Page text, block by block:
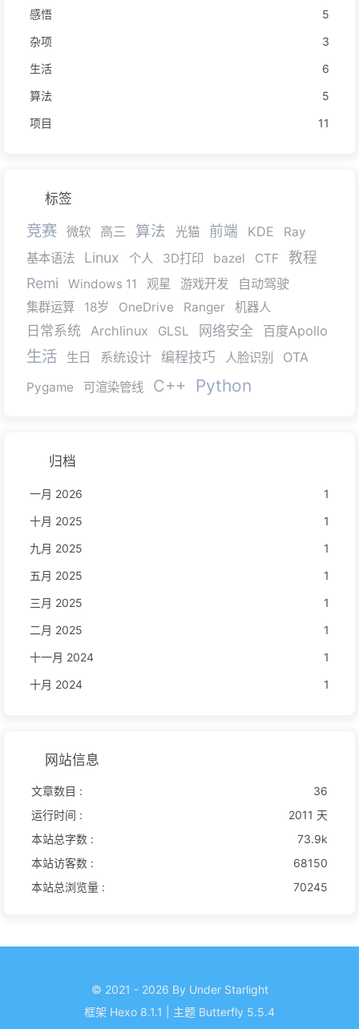
感悟
5
杂项
3
生活
6
算法
5
项目
11
标签
竞赛 微软 高三 算法 光猫 前端 KDE
Ray
基本语法
Linux 个人 3D打印 bazel CTF
教程
Remi
Windows 11 观星 游戏开发 自动驾驶
集群运算 18岁 OneDrive Ranger 机器人
日常系统 Archlinux GLSL 网络安全 百度Apollo
生活 生日 系统设计 编程技巧 人脸识别 OTA
Pygame 可渲染管线 C++ Python
归档
一月 2026
1
十月 2025
1
九月 2025
1
五月 2025
1
三月 2025
1
二月 2025
1
十一月 2024
1
十月 2024
1
网站信息
文章数目 :
36
运行时间 :
2011 天
本站总字数 :
73.9k
本站访客数 :
68150
本站总浏览量 :
70245
© 2021 - 2026 By Under Starlight
框架 Hexo 8.1.1 主题 Butterfly 5.5.4